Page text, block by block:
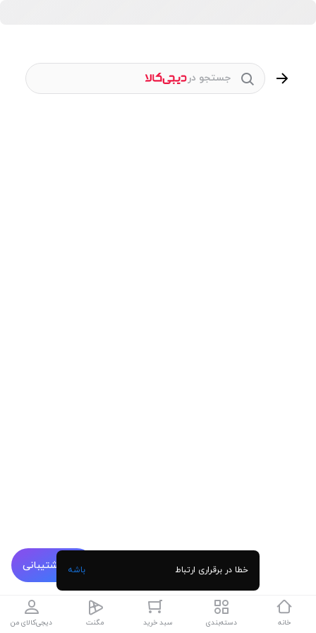
پشتیبانی
جستجو در
خانه دسته‌بندی سبد خرید مگنت دیجی‌کالای من
خطا در برقراری ارتباط باشه